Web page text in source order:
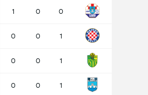
1 0 0
0 0 1
0 0 1
0 0 1